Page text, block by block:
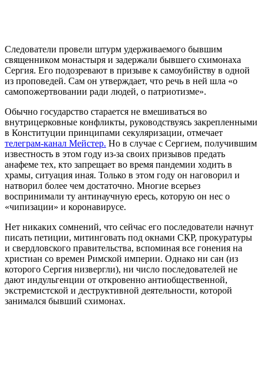
Следователи провели штурм удерживаемого бывшим
священником монастыря и задержали бывшего схимонаха
Сергия. Его подозревают в призыве к самоубийству в одной
из проповедей. Сам он утверждает, что речь в ней шла «о
самопожертвовании ради людей, о патриотизме».
Обычно государство старается не вмешиваться во
внутрицерковные конфликты, руководствуясь закрепленными
в Конституции принципами секуляризации, отмечает
телеграм-канал Мейстер. Но в случае с Сергием, получившим
известность в этом году из-за своих призывов предать
анафеме тех, кто запрещает во время пандемии ходить в
храмы, ситуация иная. Только в этом году он наговорил и
натворил более чем достаточно. Многие всерьез
воспринимали ту антинаучную ересь, которую он нес о
«чипизации» и коронавирусе.
Нет никаких сомнений, что сейчас его последователи начнут
писать петиции, митинговать под окнами СКР, прокуратуры
и свердловского правительства, вспоминая все гонения на
христиан со времен Римской империи. Однако ни сан (из
которого Сергия низвергли), ни число последователей не
дают индульгенции от откровенно антиобщественной,
экстремистской и деструктивной деятельности, которой
занимался бывший схимонах.